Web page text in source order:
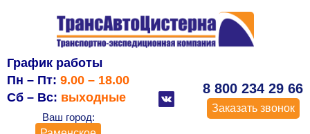
График работы
Пн – Пт: 9.00 – 18.00
Сб – Вс: выходные
Ваш город:
8 800 234 29 66
Заказать звонок